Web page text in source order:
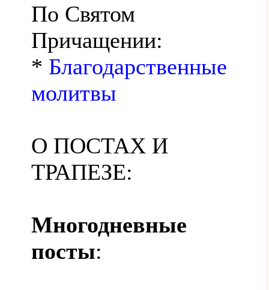
По Святом
Причащении:
* Благодарственные
молитвы
О ПОСТАХ И
ТРАПЕЗЕ:
Многодневные
посты: